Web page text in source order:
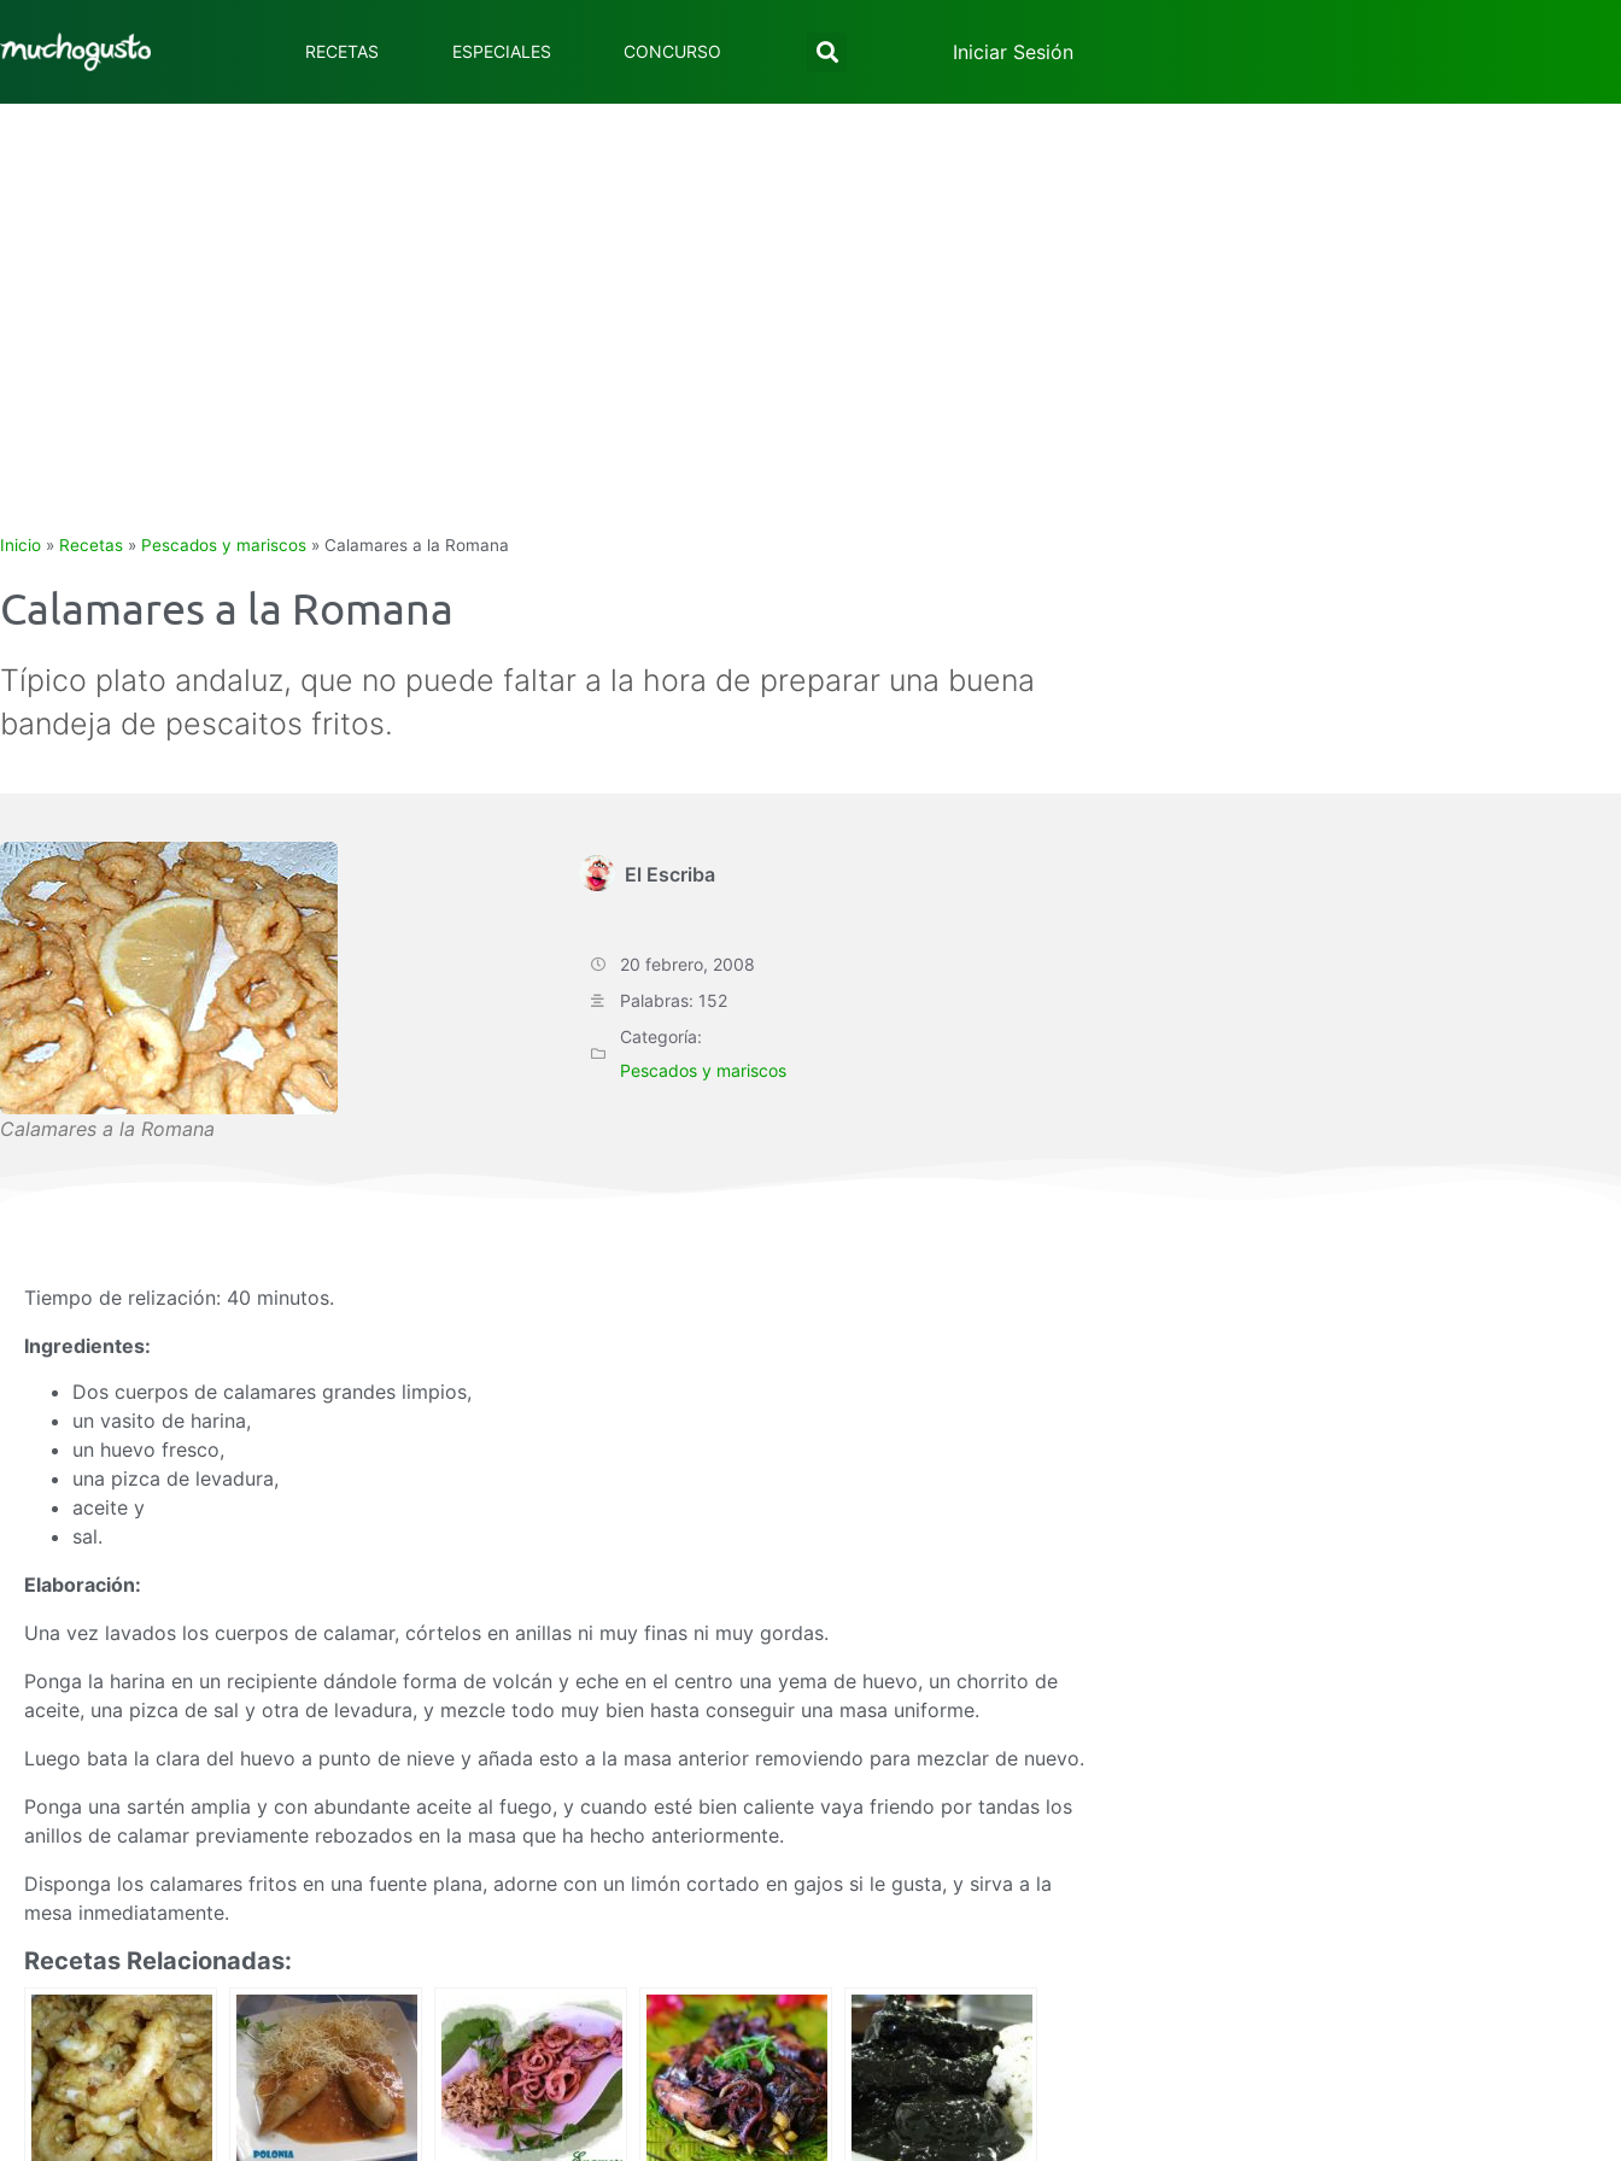
RECETAS ESPECIALES CONCURSO Iniciar Sesión
Inicio » Recetas » Pescados y mariscos » Calamares a la Romana
Calamares a la Romana
Típico plato andaluz, que no puede faltar a la hora de preparar una buena
bandeja de pescaitos fritos.
Calamares a la Romana
El Escriba
20 febrero, 2008
Palabras: 152
Categoría:
Pescados y mariscos
Tiempo de relización: 40 minutos.
Ingredientes:
Dos cuerpos de calamares grandes limpios,
un vasito de harina,
un huevo fresco,
una pizca de levadura,
aceite y
sal.
Elaboración:
Una vez lavados los cuerpos de calamar, córtelos en anillas ni muy finas ni muy gordas.
Ponga la harina en un recipiente dándole forma de volcán y eche en el centro una yema de huevo, un chorrito de
aceite, una pizca de sal y otra de levadura, y mezcle todo muy bien hasta conseguir una masa uniforme.
Luego bata la clara del huevo a punto de nieve y añada esto a la masa anterior removiendo para mezclar de nuevo.
Ponga una sartén amplia y con abundante aceite al fuego, y cuando esté bien caliente vaya friendo por tandas los
anillos de calamar previamente rebozados en la masa que ha hecho anteriormente.
Disponga los calamares fritos en una fuente plana, adorne con un limón cortado en gajos si le gusta, y sirva a la
mesa inmediatamente.
Recetas Relacionadas: